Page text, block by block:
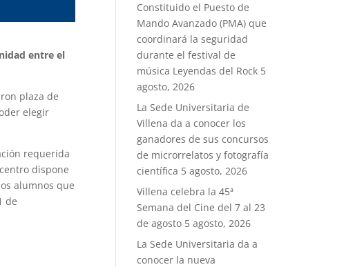
entre el
plaza de
elegir
requerida
dispone
alumnos que
de
Constituido el Puesto de
Mando Avanzado (PMA) que
coordinará la seguridad
durante el festival de
música Leyendas del Rock 5
agosto, 2026
La Sede Universitaria de
Villena da a conocer los
ganadores de sus concursos
de microrrelatos y fotografía
científica 5 agosto, 2026
Villena celebra la 45ª
Semana del Cine del 7 al 23
de agosto 5 agosto, 2026
La Sede Universitaria da a
conocer la nueva